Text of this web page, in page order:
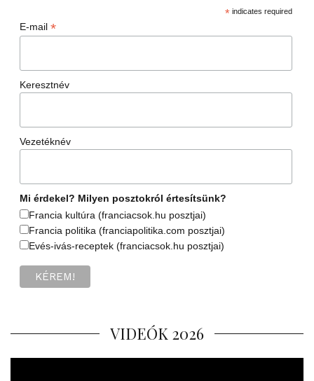
*indicates required
E-mail *
Keresztnév
Vezetéknév
Mi érdekel? Milyen posztokról értesítsünk?
Francia kultúra (franciacsok.hu posztjai)
Francia politika (franciapolitika.com posztjai)
Evés-ivás-receptek (franciacsok.hu posztjai)
VIDEÓK 2026